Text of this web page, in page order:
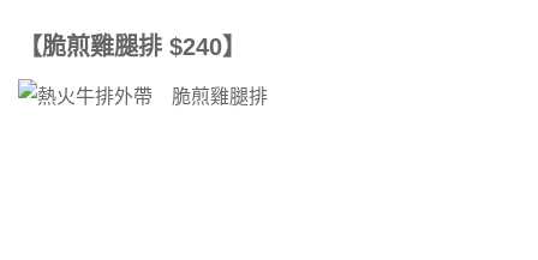
【脆煎雞腿排 $240】